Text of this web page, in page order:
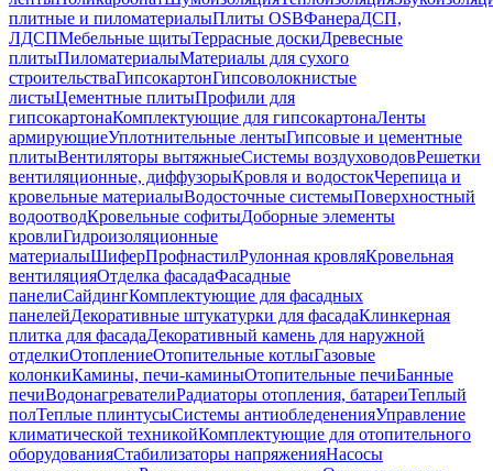
плитные и пиломатериалыПлиты OSBФанераДСП,
ЛДСПМебельные щитыТеррасные доскиДревесные
плитыПиломатериалыМатериалы для сухого
строительстваГипсокартонГипсоволокнистые
листыЦементные плитыПрофили для
гипсокартонаКомплектующие для гипсокартонаЛенты
армирующиеУплотнительные лентыГипсовые и цементные
плитыВентиляторы вытяжныеСистемы воздуховодовРешетки
вентиляционные, диффузорыКровля и водостокЧерепица и
кровельные материалыВодосточные системыПоверхностный
водоотводКровельные софитыДоборные элементы
кровлиГидроизоляционные
материалыШиферПрофнастилРулонная кровляКровельная
вентиляцияОтделка фасадаФасадные
панелиСайдингКомплектующие для фасадных
панелейДекоративные штукатурки для фасадаКлинкерная
плитка для фасадаДекоративный камень для наружной
отделкиОтоплениеОтопительные котлыГазовые
колонкиКамины, печи-каминыОтопительные печиБанные
печиВодонагревателиРадиаторы отопления, батареиТеплый
полТеплые плинтусыСистемы антиобледененияУправление
климатической техникойКомплектующие для отопительного
оборудованияСтабилизаторы напряженияНасосы